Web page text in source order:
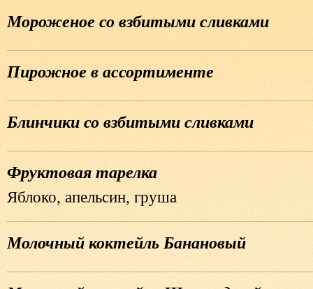
Мороженое со взбитыми сливками
Пирожное в ассортименте
Блинчики со взбитыми сливками
Фруктовая тарелка
Яблоко, апельсин, груша
Молочный коктейль Банановый